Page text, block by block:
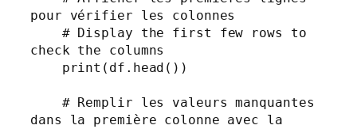
pour vérifier les colonnes
check the columns
dans la première colonne avec la